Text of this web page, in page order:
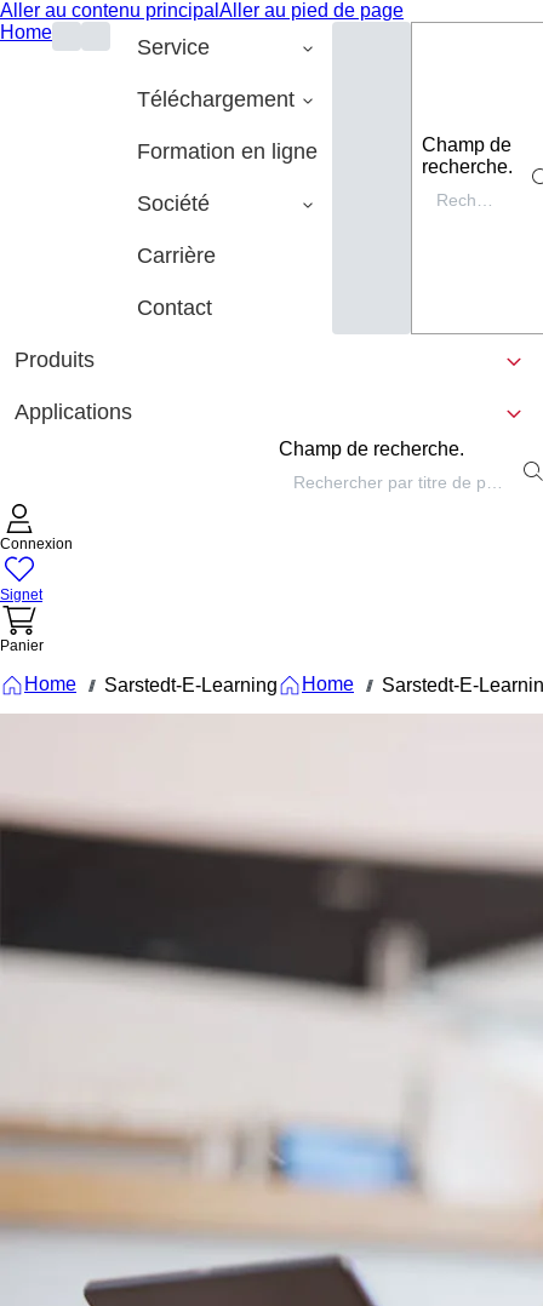
Aller au contenu principal Aller au pied de page
Home
Service
Téléchargement
Formation en ligne
Société
Carrière
Contact
Champ de
recherche.
Produits
Applications
Champ de recherche.
Connexion
Signet
Panier
Home /// Sarstedt-E-Learning Home /// Sarstedt-E-